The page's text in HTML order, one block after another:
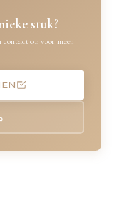
stuk?
op voor meer